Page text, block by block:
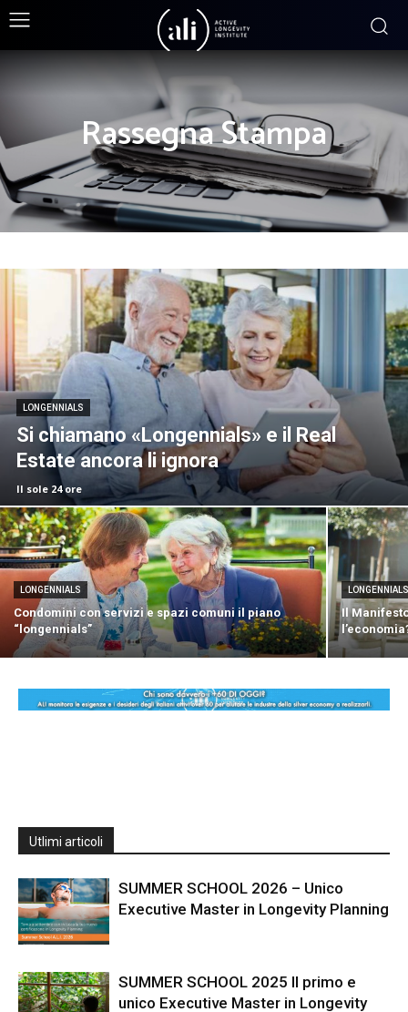
Rassegna Stampa
LONGENNIALS
Si chiamano «Longennials» e il Real
Estate ancora li ignora
Il sole 24 ore
LONGENNIALS
Condomini con servizi e spazi comuni il piano
“longennials”
Il
Utlimi articoli
SUMMER SCHOOL 2026 – Unico
Executive Master in Longevity Planning
SUMMER SCHOOL 2025 Il primo e
unico Executive Master in Longevity